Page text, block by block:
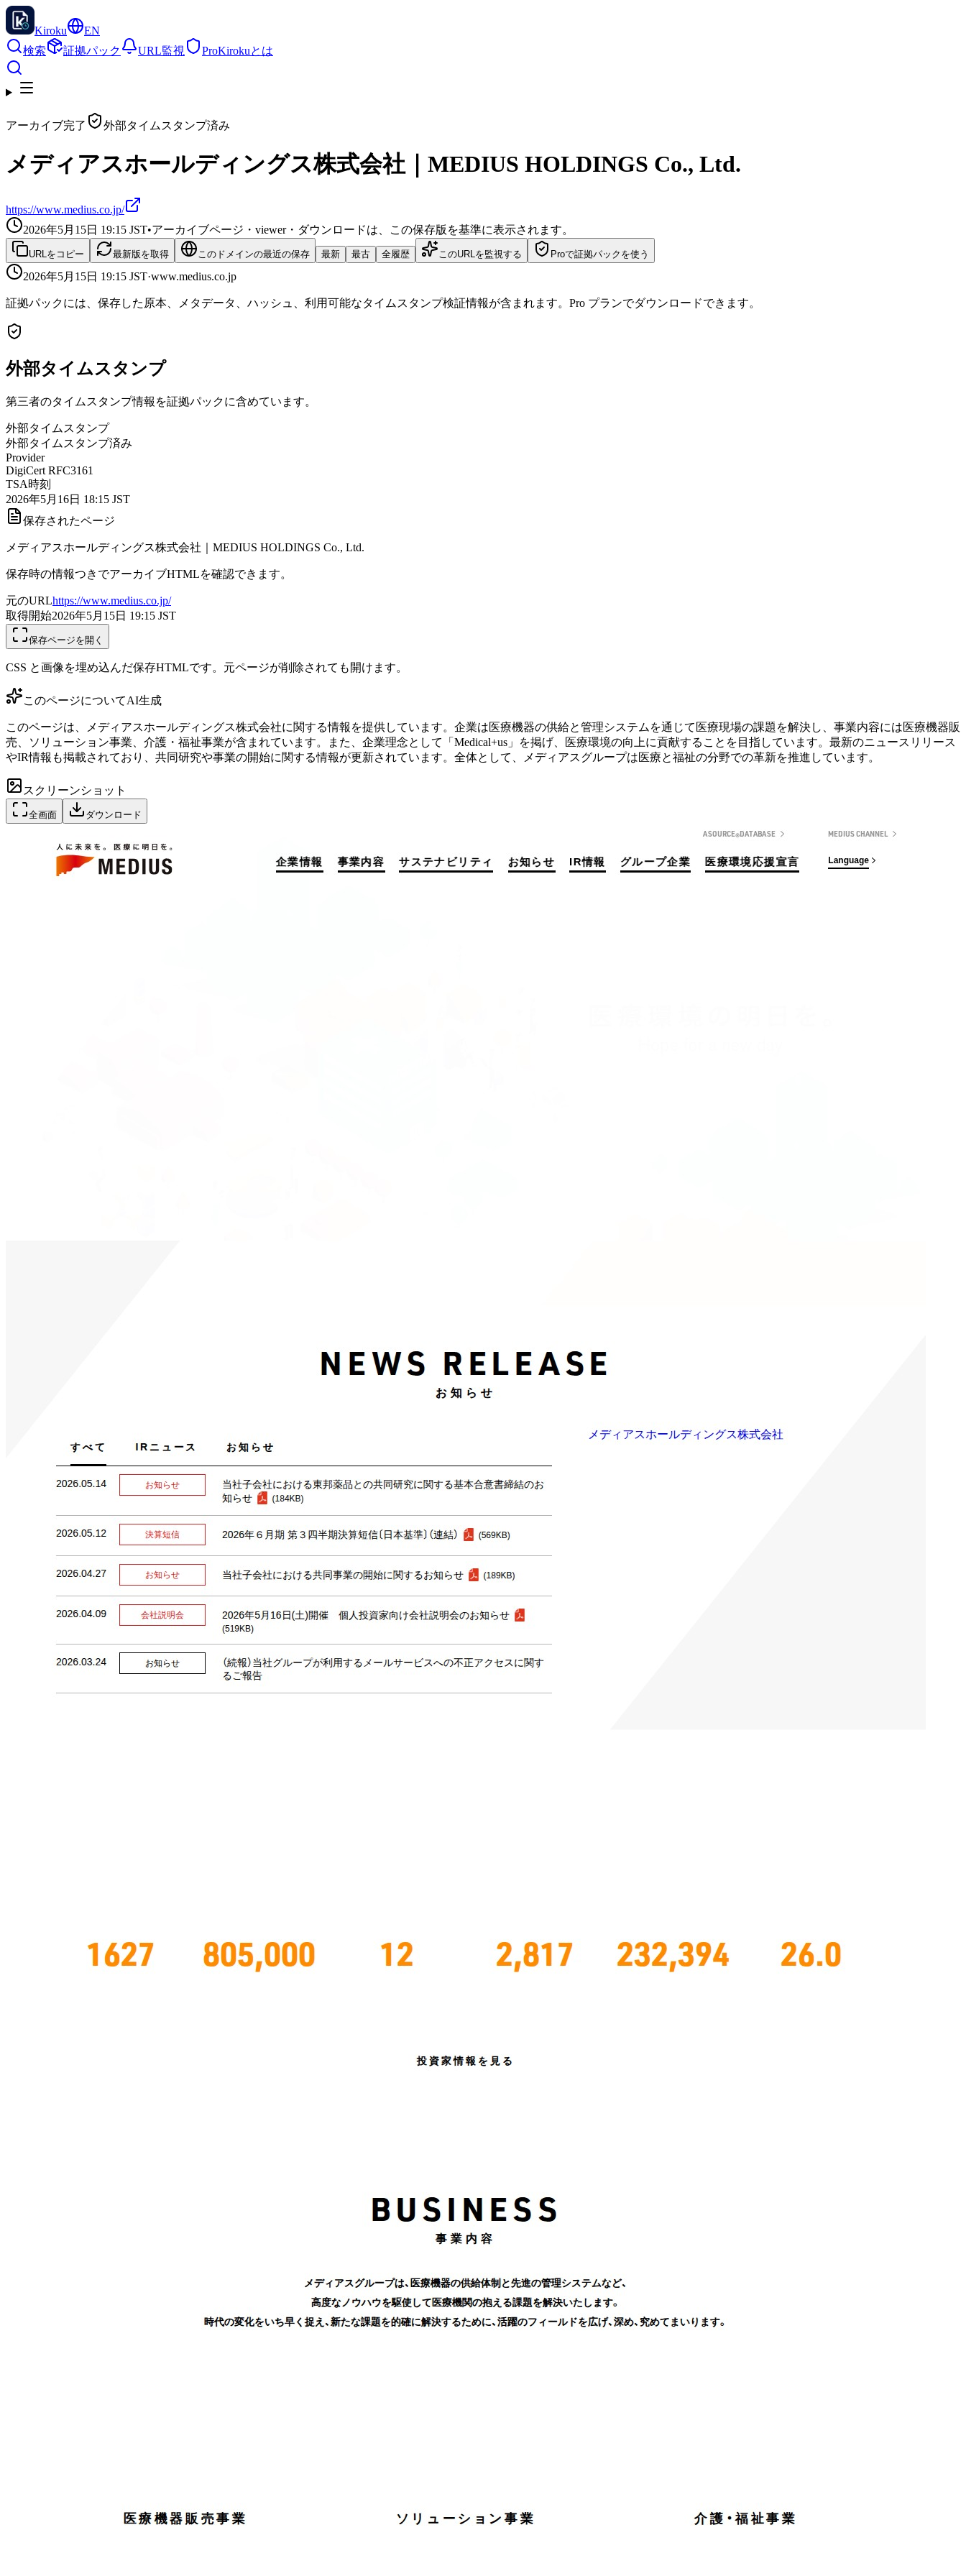
Kiroku
EN
検索
証拠パック URL監視 ProKirokuとは
アーカイブ完了 外部タイムスタンプ済み
メディアスホールディングス株式会社｜MEDIUS HOLDINGS Co., Ltd.
https://www.medius.co.jp/
2026年5月15日 19:15 JST•アーカイブページ・viewer・ダウンロードは、この保存版を基準に表示されます。
URLをコピー 最新版を取得 このドメインの最近の保存 最新 最古 全履歴 このURLを監視する Proで証拠パックを使う
2026年5月15日 19:15 JST·www.medius.co.jp
証拠パックには、保存した原本、メタデータ、ハッシュ、利用可能なタイムスタンプ検証情報が含まれます。Pro プランでダウンロードできます。
外部タイムスタンプ
第三者のタイムスタンプ情報を証拠パックに含めています。
外部タイムスタンプ
外部タイムスタンプ済み
Provider
DigiCert RFC3161
TSA時刻
2026年5月16日 18:15 JST
保存されたページ
メディアスホールディングス株式会社｜MEDIUS HOLDINGS Co., Ltd.
保存時の情報つきでアーカイブHTMLを確認できます。
元のURLhttps://www.medius.co.jp/
取得開始2026年5月15日 19:15 JST
保存ページを開く
CSS と画像を埋め込んだ保存HTMLです。元ページが削除されても開けます。
このページについてAI生成
このページは、メディアスホールディングス株式会社に関する情報を提供しています。企業は医療機器の供給と管理システムを通じて医療現場の課題を解決し、事業内容には医療機器販
売、ソリューション事業、介護・福祉事業が含まれています。また、企業理念として「Medical+us」を掲げ、医療環境の向上に貢献することを目指しています。最新のニュースリリース
やIR情報も掲載されており、共同研究や事業の開始に関する情報が更新されています。全体として、メディアスグループは医療と福祉の分野での革新を推進しています。
スクリーンショット
全画面 ダウンロード